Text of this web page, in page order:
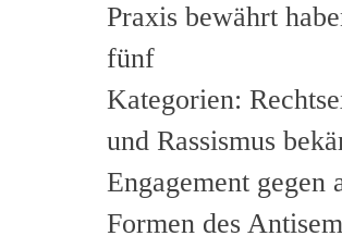
Praxis bewährt
fünf
Kategorien:
und Rassismus
Engagement gegen
Formen des